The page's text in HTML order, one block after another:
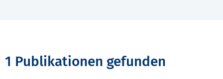
1 Publikationen gefunden